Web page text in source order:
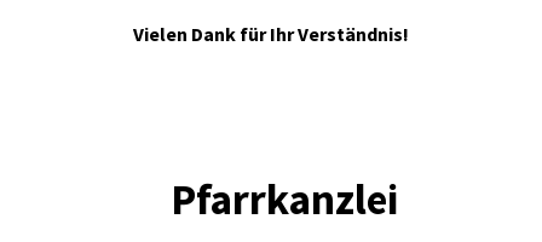
Vielen Dank für Ihr Verständnis!
Pfarrkanzlei